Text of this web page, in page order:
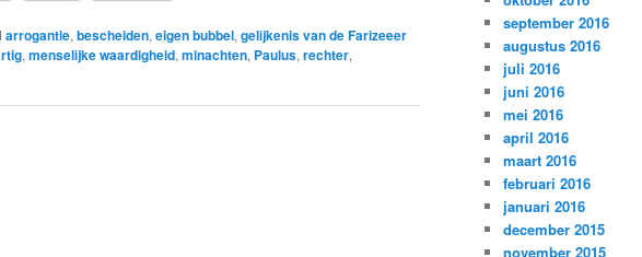
arrogantie, bescheiden, eigen bubbel, gelijkenis van de Farizeeer
, menselijke waardigheid, minachten, Paulus, rechter,
september 2016
augustus 2016
juli 2016
juni 2016
mei 2016
april 2016
maart 2016
februari 2016
januari 2016
december 2015
november 2015